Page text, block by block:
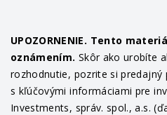
UPOZORNENIE. Tento
oznámením. Skôr ako urobíte
rozhodnutie, pozrite si
s kľúčovými informáciami pre
Investments, správ. spol., a.s.